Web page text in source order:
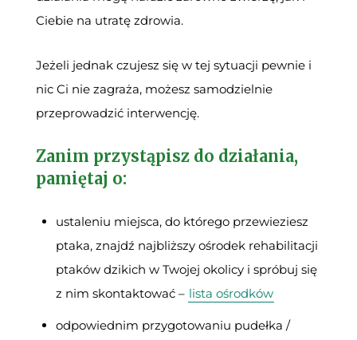
Ciebie na utratę zdrowia.
Jeżeli jednak czujesz się w tej sytuacji pewnie i
nic Ci nie zagraża, możesz samodzielnie
przeprowadzić interwencję.
Zanim przystąpisz do działania,
pamiętaj o:
ustaleniu miejsca, do którego przewieziesz
ptaka, znajdź najbliższy ośrodek rehabilitacji
ptaków dzikich w Twojej okolicy i spróbuj się
z nim skontaktować – lista ośrodków
odpowiednim przygotowaniu pudełka /